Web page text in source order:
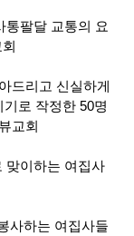
통팔달 교통의 요
드리고 신실하게
로 작정한 50명
교회
맞이하는 여집사
사하는 여집사들